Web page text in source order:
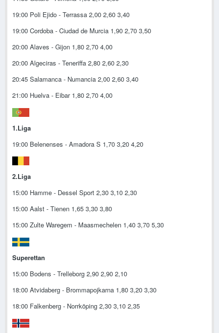
19:00 Poli Ejido - Terrassa 2,00 2,60 3,40
19:00 Cordoba - Ciudad de Murcia 1,90 2,70 3,50
20:00 Alaves - Gijon 1,80 2,70 4,00
20:00 Algeciras - Teneriffa 2,80 2,60 2,30
20:45 Salamanca - Numancia 2,00 2,60 3,40
21:00 Huelva - Eibar 1,80 2,70 4,00
1.Liga
19:00 Belenenses - Amadora S 1,70 3,20 4,20
2.Liga
15:00 Hamme - Dessel Sport 2,30 3,10 2,30
15:00 Aalst - Tienen 1,65 3,30 3,80
15:00 Zulte Waregem - Maasmechelen 1,40 3,70 5,30
Superettan
15:00 Bodens - Trelleborg 2,90 2,90 2,10
18:00 Atvidaberg - Brommapojkarna 1,80 3,20 3,30
18:00 Falkenberg - Norrköping 2,30 3,10 2,35